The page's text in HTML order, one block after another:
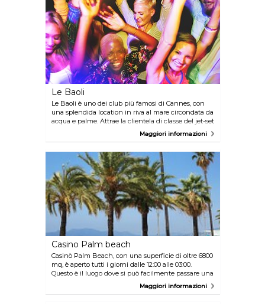
Le Baoli
Le Baoli è uno dei club più famosi di Cannes, con
una splendida location in riva al mare circondata da
acqua e palme. Attrae la clientela di classe del jet-set
grazie al servizio impeccabile e all'ambiente
lussuoso. Le Baoli all'interno è arredato in stile
tiki. Il migliori DJ suonano musica house e techno
creando un'atmosfera vivace perfetta per fare festa.
Maggiori informazioni
Casino Palm beach
Casinò Palm Beach, con una superficie di oltre 6800
mq, è aperto tutti i giorni dalle 12:00 alle 03:00.
Questo è il luogo dove si può facilmente passare una
notte intera tra giochi d'azzardo e folli balli nella
discoteca del casinò. E se vi viene fame, approfittate
Maggiori informazioni